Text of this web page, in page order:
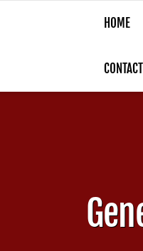
HOME
CONTACT